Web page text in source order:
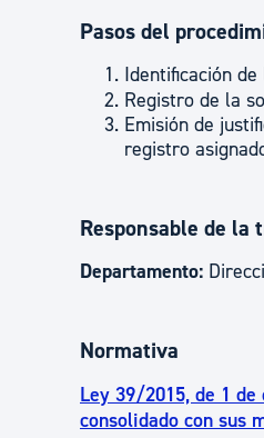
Pasos del
Identificación
Registro de la
Emisión de
registro
Responsable de la
Departamento:
Normativa
Ley 39/2015, de 1
consolidado con sus